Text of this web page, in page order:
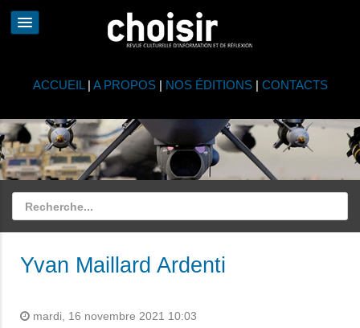
ACCUEIL | A PROPOS| NOS ÉDITIONS| CONTACTS
Yvan Maillard Ardenti
mardi, 16 novembre 2021 10:03